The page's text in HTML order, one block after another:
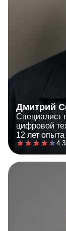
Дмитрий
Специалист
цифровой
12 лет опыта